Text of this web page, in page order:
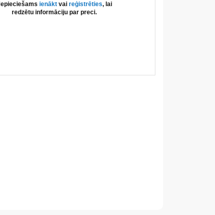
ienākt vaireģistrēties, lai
redzētu informāciju par preci.